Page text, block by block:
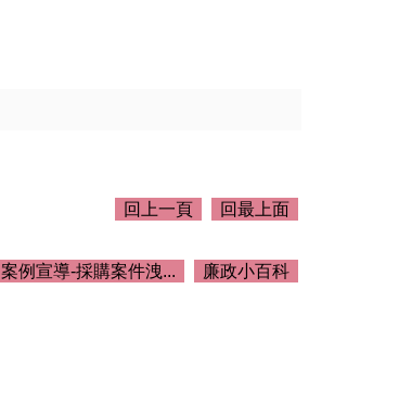
回上一頁 回最上面
案例宣導-採購案件洩... 廉政小百科